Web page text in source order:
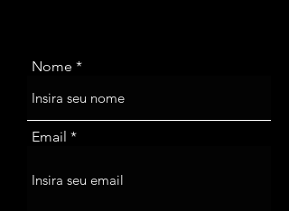
Nome
Email